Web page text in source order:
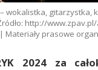
wokalistka, gitarzystka,
http://
Materiały prasowe
2024 za